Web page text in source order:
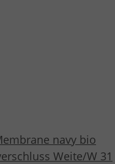
navy bio
Weite/W 31